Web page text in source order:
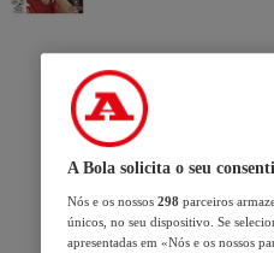
A Bola solicita o seu
Nós e os nossos 298 parceiros
únicos, no seu dispositivo. Se
apresentadas em «Nós e os nossos